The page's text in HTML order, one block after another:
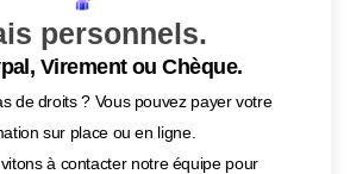
personnels.
Virement ou Chèque.
de droits ? Vous pouvez payer votre
sur place ou en ligne.
à contacter notre équipe pour